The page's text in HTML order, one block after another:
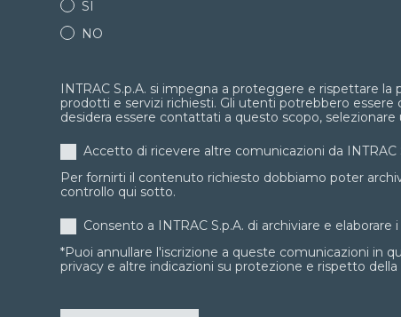
SI
NO
INTRAC S.p.A. si impegna a proteggere e rispettare
prodotti e servizi richiesti. Gli utenti potrebbero
desidera essere contattati a questo scopo,
Accetto di ricevere altre comunicazioni da INTRAC
Per fornirti il contenuto richiesto dobbiamo poter
controllo qui sotto.
Consento a INTRAC S.p.A. di archiviare e elaborare
*Puoi annullare l'iscrizione a queste comunicazioni in
privacy e altre indicazioni su protezione e rispetto della